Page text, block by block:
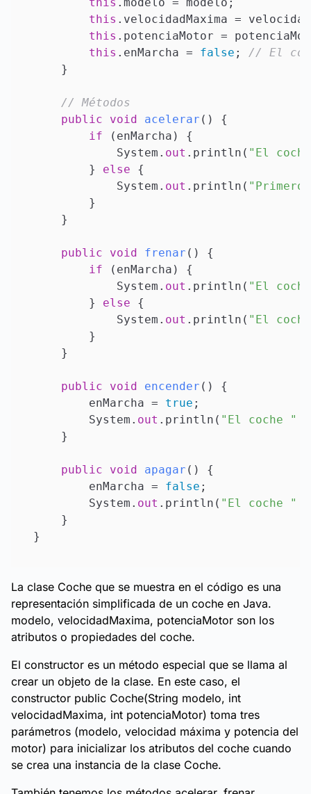
this .velocidadMaxima =
this .potenciaMotor =
this .enMarcha = false ; // El
    }
// Métodos
public
void acelerar ()
{
if (enMarcha) {
            System.
out .println( "El
        }
else {
            System.
out .println(
        }
    }
public void frenar ()
{
if (enMarcha) {
            System.
out .println( "El
        }
else {
            System.
out .println( "El
        }
    }
public void encender ()
{
        enMarcha =
true ;
        System.
out .println( "El coche "
    }
public void apagar ()
{
        enMarcha =
false ;
        System.
out .println( "El coche "
    }
La clase Coche que se muestra en el código es una
representación simplificada de un coche en Java.
modelo, velocidadMaxima, potenciaMotor son los
atributos o propiedades del coche.
El constructor es un método especial que se llama al
crear un objeto de la clase. En este caso, el
constructor public Coche(String modelo, int
velocidadMaxima, int potenciaMotor) toma tres
parámetros (modelo, velocidad máxima y potencia del
motor) para inicializar los atributos del coche cuando
se crea una instancia de la clase Coche.